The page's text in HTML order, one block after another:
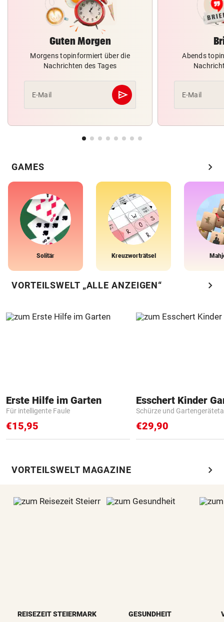
Guten Morgen
Morgens topinformiert über die
Nachrichten des Tages
E-Mail send
Abschicken
Abends
E-Mail
GAMES chevron_right
Solitär Kreuzworträtsel
VORTEILSWELT „ALLE ANZEIGEN“ chevron_right
Erste Hilfe im Garten
Für intelligente Faule
€15,95
Schürze und
€29,90
VORTEILSWELT MAGAZINE chevron_right
REISEZEIT STEIERMARK GESUNDHEIT